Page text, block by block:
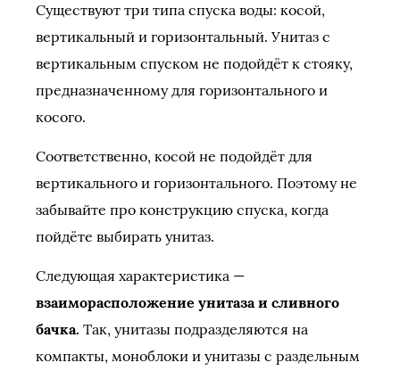
Существуют три типа спуска воды: косой,
вертикальный и горизонтальный. Унитаз с
вертикальным спуском не подойдёт к стояку,
предназначенному для горизонтального и
косого.
Соответственно, косой не подойдёт для
вертикального и горизонтального. Поэтому не
забывайте про конструкцию спуска, когда
пойдёте выбирать унитаз.
Следующая характеристика —
взаиморасположение унитаза и сливного
бачка. Так, унитазы подразделяются на
компакты, моноблоки и унитазы с раздельным